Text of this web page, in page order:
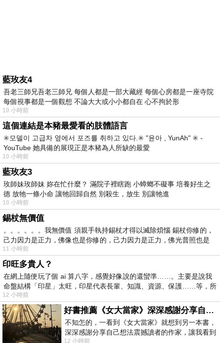
藍玫友4
吾老三師兄吾老三師兄 每個人都是一部大藏經 每個心房都是一座寺院
每個視事都是一個觀想 不論大大或小小都自在 心不拘於形
10 小時前
這個連結是本豬最愛看的肢體語言
✳️모델이 고급차 옆에서 포즈를 취하고 있다.✳️ "윤아 , YunAh" ✳️ -
YouTube 她具備的展現正是本豬為人所缺的最愛
10 小時前
藍玫友3
玫師妹玫師妹 妳在忙什麼？ 滿院子裡瞎跑 小蟑螂不礙事 培養好生之
德 放牠一條小命 讓牠回歸自然 別殺生，放生 別讓牠進
10 小時前
錫杖無價值
。。。。。。我無價值 須親手執持錫杖才得以滅除煩惱 錫杖你修的，
己力因力是正力，佛像也是你修的，己力因力是正力，佛光普照也是
11 小時前
印旺多貴人？
在網上隨便玩了個 ai 算八字，感覺好像說的還蠻準……。主要是說我
命盤結構「印星」太旺，印星代表長輩、知識、資源、保護……等，所
12 小時前
好書推薦《女大當家》深深感謝分享自己想法震撼讀者的作家，讓我看到不同樣貌的家庭！
不知怎的，一看到《女大當家》就想到另一本書，
深深感謝分享自己想法震撼讀者的作家，讓我看到
12 小時前